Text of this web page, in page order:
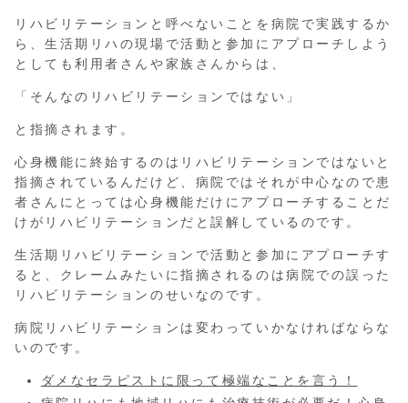
リハビリテーションと呼べないことを病院で実践するか
ら、生活期リハの現場で活動と参加にアプローチしよう
としても利用者さんや家族さんからは、
「そんなのリハビリテーションではない」
と指摘されます。
心身機能に終始するのはリハビリテーションではないと
指摘されているんだけど、病院ではそれが中心なので患
者さんにとっては心身機能だけにアプローチすることだ
けがリハビリテーションだと誤解しているのです。
生活期リハビリテーションで活動と参加にアプローチす
ると、クレームみたいに指摘されるのは病院での誤った
リハビリテーションのせいなのです。
病院リハビリテーションは変わっていかなければならな
いのです。
ダメなセラピストに限って極端なことを言う！